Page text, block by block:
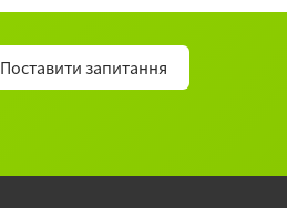
Поставити запитання